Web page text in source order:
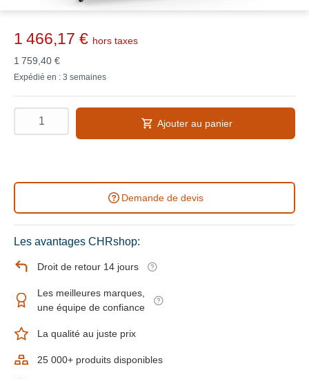
1 466,17 € hors taxes
1 759,40 €
Expédié en : 3 semaines
Ajouter au panier
Demande de devis
Les avantages CHRshop:
Droit de retour 14 jours
Les meilleures marques,
une équipe de confiance
La qualité au juste prix
25 000+ produits disponibles